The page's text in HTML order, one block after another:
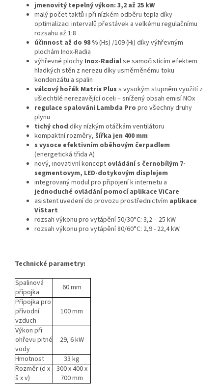
jmenovitý tepelný výkon: 3,2 až 25 kW
malý počet taktů i při nízkém odběru tepla díky
optimalizaci intervalů přestávek a velkému regulačnímu
rozsahu až 1:8
účinnost až do 98 %(Hs) /109 (Hi) díky výhřevným
plochám Inox-Radia
výhřevné plochy Inox-Radialse samočistícím efektem
hladkých stěn z nerezu díky usměrněnému toku
kondenzátu a spalin
válcový hořák Matrix Plus s vysokým stupněm využití z
ušlechtilé nerezavějící oceli – snížený obsah emisí NOx
regulace spalováni Lambda Pro pro všechny druhy
plynu
tichý chod díky nízkým otáčkám ventilátoru
kompaktní rozměry, šířka jen 400 mm
s vysoce efektivním oběhovým čerpadlem
(energetická třida A)
nový, inovativní koncept ovládání s černobílým 7-
segmentovym, LED-dotykovým displejem
integrovaný modul pro připojení k internetu a
jednoduché ovládání pomocí aplikace ViCare
asistent uvedení do provozu prostřednictvím aplikace
ViStart
rozsah výkonu pro vytápění 50/30°C: 3,2 - 25 kW
rozsah výkonu pro vytápění 80/60°C: 2,9 - 22,4 kW
Technické parametry:
Spalinová
přípojka
60 mm
Přípojka pro
přívodní
vzduch
100 mm
Výkon při
ohřevu pitné
vody
29, 6 kW
Hmotnost
33 kg
Rozměr (d x
š x v)
300 x 400 x
700 mm